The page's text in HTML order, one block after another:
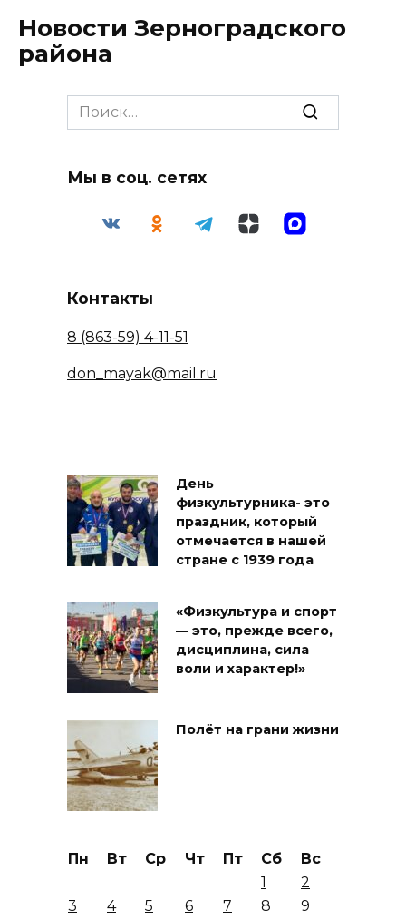
Новости Зерноградского
района
Search
for:
Мы в соц. сетях
Контакты
8 (863-59) 4-11-51
don_mayak@mail.ru
День
физкультурника- это
праздник, который
отмечается в нашей
стране с 1939 года
«Физкультура и спорт
— это, прежде всего,
дисциплина, сила
воли и характер!»
Полёт на грани жизни
Пн Вт Ср Чт Пт Сб
Вс
1
2
3
4 5 6 7 8
9